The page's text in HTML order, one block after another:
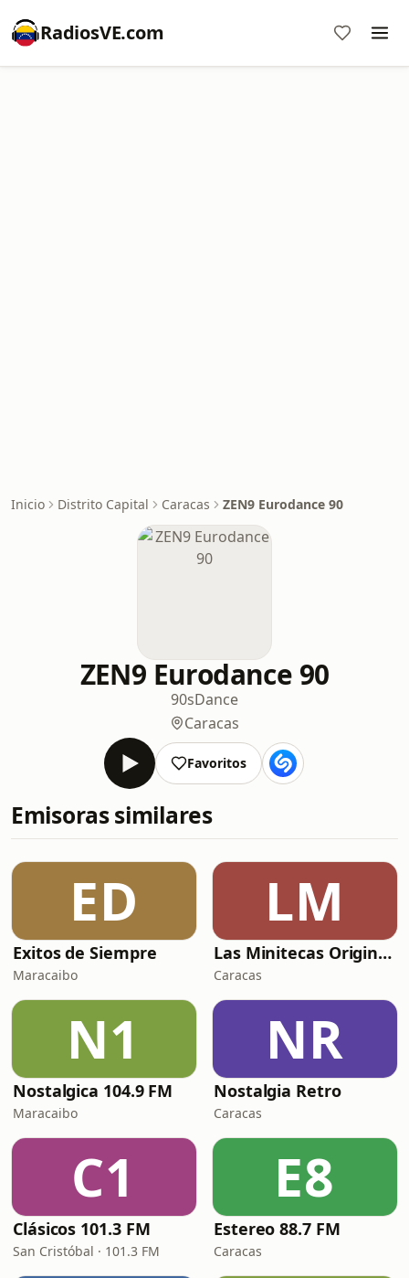
RadiosVE.com
Inicio Distrito Capital Caracas ZEN9 Eurodance 90
ZEN9 Eurodance 90
90sDance
Caracas
Favoritos
Emisoras similares
ED
Exitos de Siempre
Maracaibo
LM
Las Minitecas Originales
Caracas
N1
Nostalgica 104.9 FM
Maracaibo
NR
Nostalgia Retro
Caracas
C1
Clásicos 101.3 FM
San Cristóbal · 101.3 FM
E8
Estereo 88.7 FM
Caracas